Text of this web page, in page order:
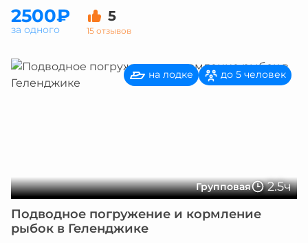
2500₽ 5
15 отзывов
за одного
Групповая 2.5ч
на лодке до 5 человек
Подводное погружение и кормление
рыбок в Геленджике